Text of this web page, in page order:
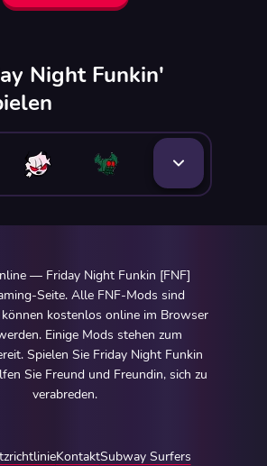
Night Funkin'
— Friday Night Funkin [FNF]
Seite. Alle FNF-Mods sind
kostenlos online im Browser
Einige Mods stehen zum
Spielen Sie Friday Night Funkin
Sie Freund und Freundin, sich zu
verabreden.
KontaktSubway Surfers